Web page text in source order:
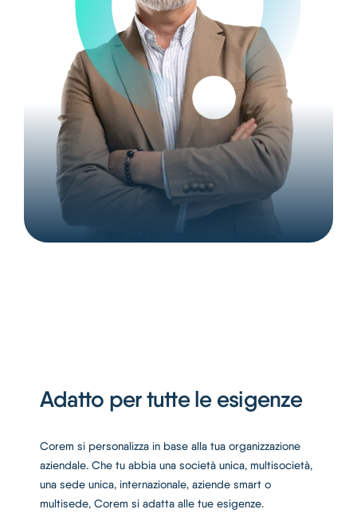
Adatto per tutte le esigenze
Corem si personalizza in base alla tua organizzazione
aziendale. Che tu abbia una società unica, multisocietà,
una sede unica, internazionale, aziende smart o
multisede, Corem si adatta alle tue esigenze.